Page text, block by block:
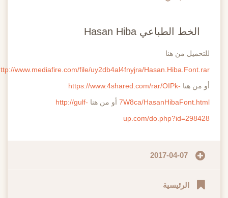
الخط الطباعي Hasan Hiba
للتحميل من هنا
http://www.mediafire.com/file/uy2db4al4fnyjra/Hasan.Hiba.Font.rar
أو من هناhttps://www.4shared.com/rar/OIPk-
7W8ca/HasanHibaFont.htmlأو من هناhttp://gulf-
up.com/do.php?id=298428
2017-04-07
الرئيسية